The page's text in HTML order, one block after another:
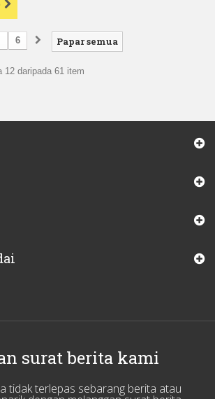
Papar semua
6
12 daripada 61 item
surat berita kami
tidak terlepas sebarang berita atau